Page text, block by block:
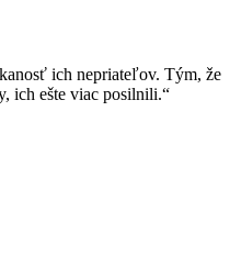
ich nepriateľov. Tým, že
ich ešte viac posilnili.